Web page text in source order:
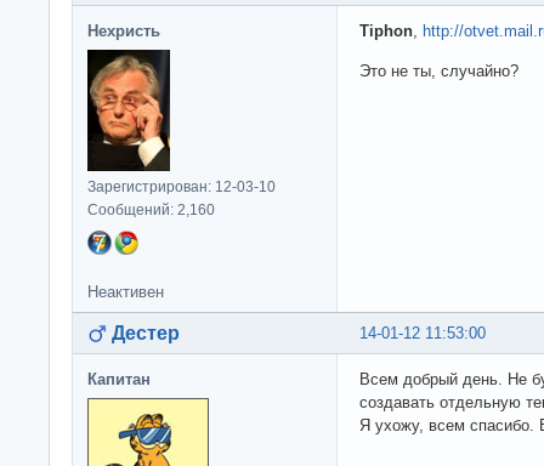
Нехристь
Зарегистрирован: 12-03-10
Сообщений: 2,160
Tiphon http://
Это не ты, случайно?
Неактивен
14-01-12 11:53:00
Дестер
Капитан
Всем добрый день. Не
создавать отдельную
Я ухожу, всем спасибо.